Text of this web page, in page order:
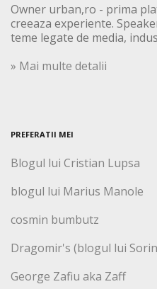
Owner urban,ro - prima
creeaza experiente.
teme legate de media,
» Mai multe detalii
PREFERATII MEI
Blogul lui Cristian Lupsa
blogul lui Marius Manole
cosmin bumbutz
Dragomir's (blogul lui
George Zafiu aka Zaff